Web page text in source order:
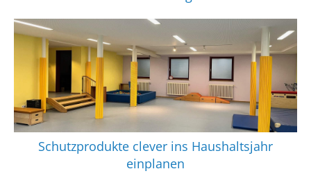
Schutzprodukte clever ins Haushaltsjahr
einplanen